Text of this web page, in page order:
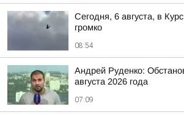
Сегодня, 6 августа, в
громко
08:54
Андрей Руденко:
августа 2026 года
07:09